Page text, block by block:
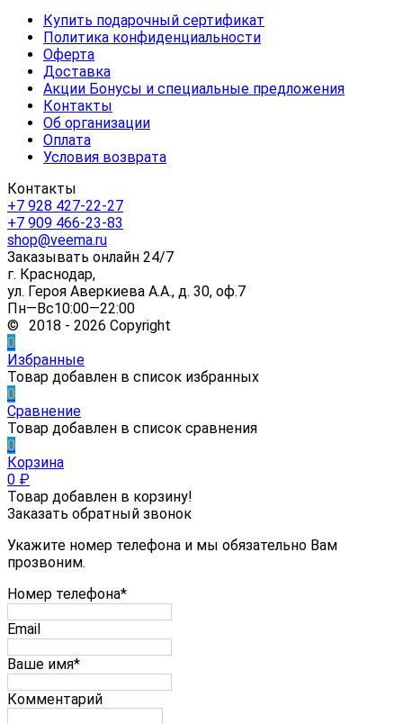
Купить подарочный сертификат
Политика конфиденциальности
Оферта
Доставка
Акции Бонусы и специальные предложения
Контакты
Об организации
Оплата
Условия возврата
Контакты
+7 928 427-22-27
+7 909 466-23-83
shop@veema.ru
Заказывать онлайн 24/7
г. Краснодар,
ул. Героя Аверкиева А.А., д. 30, оф.7
Пн—Вс10:00—22:00
© 2018 - 2026 Copyright
0
Избранные
Товар добавлен в список избранных
0
Сравнение
Товар добавлен в список сравнения
0
Корзина
0 ₽
Товар добавлен в корзину!
Заказать обратный звонок
Укажите номер телефона и мы обязательно Вам
прозвоним.
Номер телефона*
Email
Ваше имя*
Комментарий